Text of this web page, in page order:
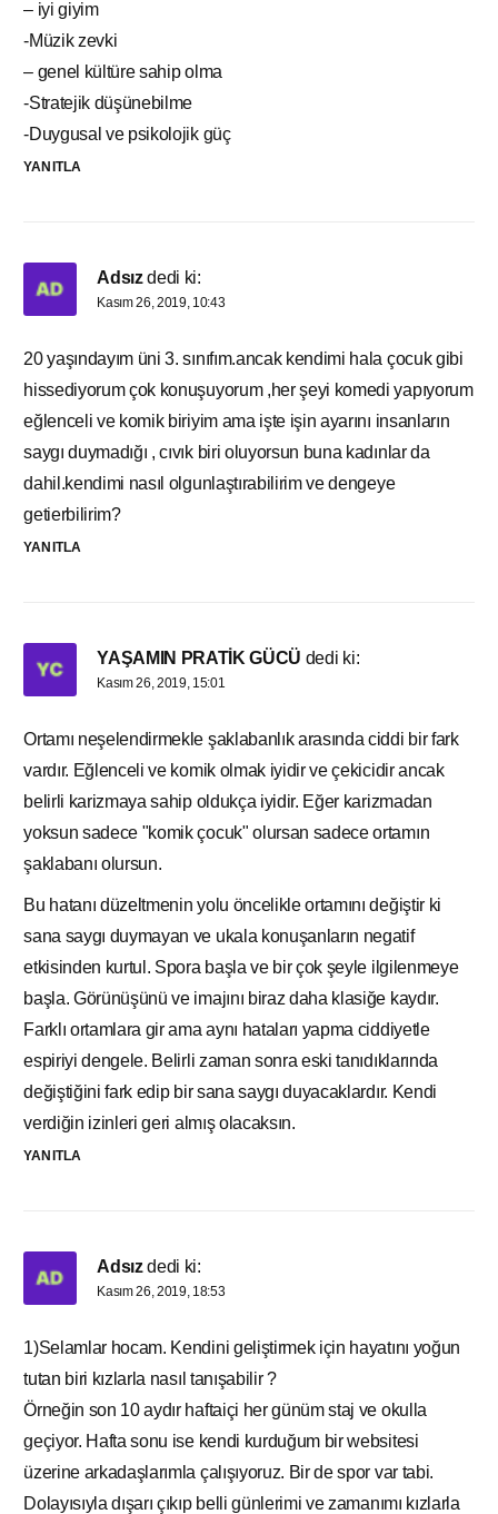
– iyi giyim
-Müzik zevki
– genel kültüre sahip olma
-Stratejik düşünebilme
-Duygusal ve psikolojik güç
YANITLA
Adsız dedi ki:
Kasım 26, 2019, 10:43
20 yaşındayım üni 3. sınıfım.ancak kendimi hala çocuk gibi
hissediyorum çok konuşuyorum ,her şeyi komedi yapıyorum
eğlenceli ve komik biriyim ama işte işin ayarını insanların
saygı duymadığı , cıvık biri oluyorsun buna kadınlar da
dahil.kendimi nasıl olgunlaştırabilirim ve dengeye
getierbilirim?
YANITLA
YAŞAMIN PRATİK GÜCÜ dedi ki:
Kasım 26, 2019, 15:01
Ortamı neşelendirmekle şaklabanlık arasında ciddi bir fark
vardır. Eğlenceli ve komik olmak iyidir ve çekicidir ancak
belirli karizmaya sahip oldukça iyidir. Eğer karizmadan
yoksun sadece "komik çocuk" olursan sadece ortamın
şaklabanı olursun.
Bu hatanı düzeltmenin yolu öncelikle ortamını değiştir ki
sana saygı duymayan ve ukala konuşanların negatif
etkisinden kurtul. Spora başla ve bir çok şeyle ilgilenmeye
başla. Görünüşünü ve imajını biraz daha klasiğe kaydır.
Farklı ortamlara gir ama aynı hataları yapma ciddiyetle
espiriyi dengele. Belirli zaman sonra eski tanıdıklarında
değiştiğini fark edip bir sana saygı duyacaklardır. Kendi
verdiğin izinleri geri almış olacaksın.
YANITLA
Adsız dedi ki:
Kasım 26, 2019, 18:53
1)Selamlar hocam. Kendini geliştirmek için hayatını yoğun
tutan biri kızlarla nasıl tanışabilir ?
Örneğin son 10 aydır haftaiçi her günüm staj ve okulla
geçiyor. Hafta sonu ise kendi kurduğum bir websitesi
üzerine arkadaşlarımla çalışıyoruz. Bir de spor var tabi.
Dolayısıyla dışarı çıkıp belli günlerimi ve zamanımı kızlarla